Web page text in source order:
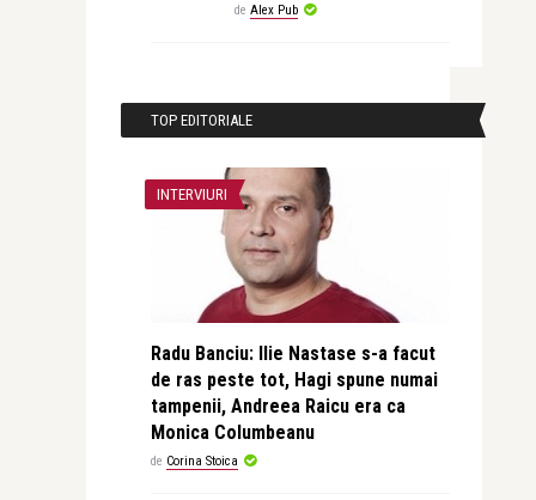
de Alex Pub
TOP EDITORIALE
INTERVIURI
Radu Banciu: Ilie Nastase s-a facut
de ras peste tot, Hagi spune numai
tampenii, Andreea Raicu era ca
Monica Columbeanu
de Corina Stoica